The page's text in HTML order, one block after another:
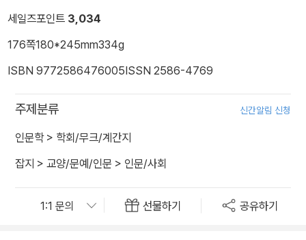
세일즈포인트 3,034
176쪽180*245mm334g
ISBN 9772586476005ISSN 2586-4769
주제분류 신간알림 신청
인문학> 학회/무크/계간지
잡지 > 교양/문예/인문 > 인문/사회
선물하기 공유하기